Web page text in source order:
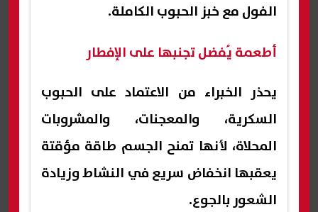
الفول مع خبز الحبوب الكاملة.
أطعمة يُفضل تجنبها على الإفطار
يحذر الخبراء من الاعتماد على الحبوب
السكرية، والمعجنات، والمشروبات
المحلاة، لأنها تمنح الجسم طاقة مؤقتة
يعقبها انخفاض سريع في النشاط وزيادة
الشعور بالجوع.